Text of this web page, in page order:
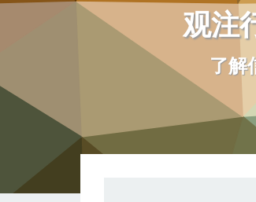
观注
了解